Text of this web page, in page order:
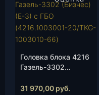
Головка блока 4216
Газель-3302
(4216.1003001-
4.00из 5
31 970,00 руб.